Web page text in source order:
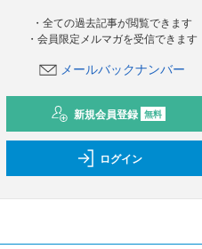
・全ての過去記事が閲覧できます
・会員限定メルマガを受信できます
メールバックナンバー
新規会員登録 無料
ログイン